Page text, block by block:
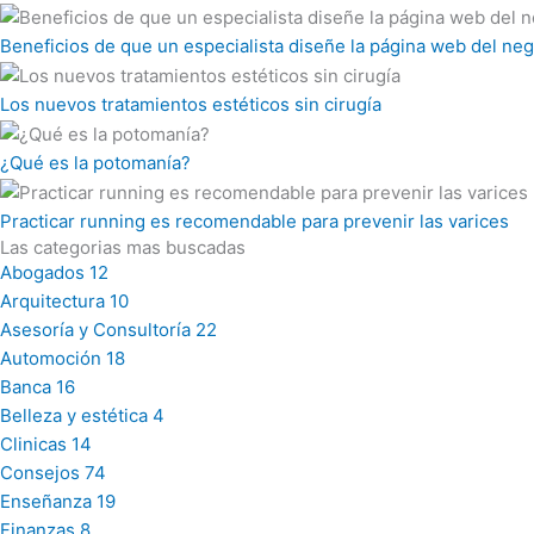
Beneficios de que un especialista diseñe la página web del
Los nuevos tratamientos estéticos sin cirugía
¿Qué es la potomanía?
Practicar running es recomendable para prevenir las varices
Las categorias mas buscadas
Abogados 12
Arquitectura 10
Asesoría y Consultoría 22
Automoción 18
Banca 16
Belleza y estética 4
Clinicas 14
Consejos 74
Enseñanza 19